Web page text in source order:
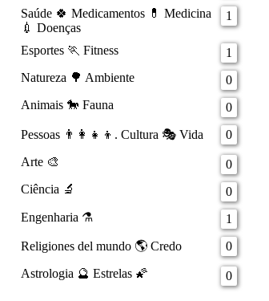
Saúde 🍀 Medicamentos 💊 Medicina
💉 Doenças
1
Esportes 🏃 Fitness
1
Natureza 🌳 Ambiente
0
Animais 🐎 Fauna
0
Pessoas 👨‍👩‍👧‍👦. Cultura 🎭 Vida
0
Arte 🎨
0
Ciência 🔬
0
Engenharia ⚗️
1
Religiones del mundo 🌎 Credo
0
Astrologia 🔮 Estrelas 🌠
0